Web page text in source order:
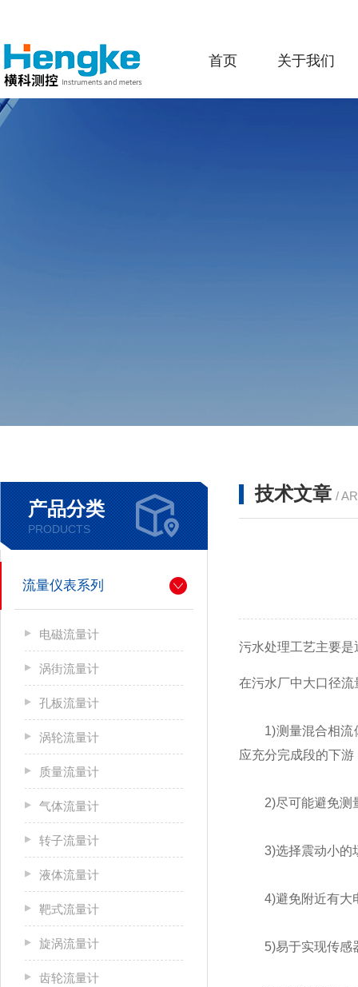
首页 关于我们
产品分类
PRODUCTS
流量仪表系列
电磁流量计
涡街流量计
孔板流量计
涡轮流量计
质量流量计
气体流量计
转子流量计
液体流量计
靶式流量计
旋涡流量计
齿轮流量计
技术文章 /
污水处理工艺主要
在污水厂中大口径
1)测量混合相流体
应充分完成段的下
2)尽可能避免测
3)选择震动小的
4)避免附近有大电
5)易于实现传感